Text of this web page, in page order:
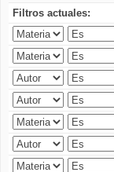
Filtros actuales: